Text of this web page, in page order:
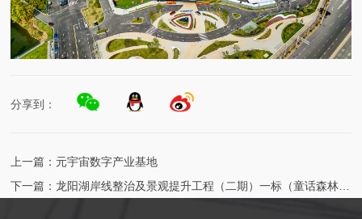
分享到：
上一篇： 元宇宙数字产业基地
下一篇：龙阳湖岸线整治及景观提升工程（二期）一标（童话森林园区）